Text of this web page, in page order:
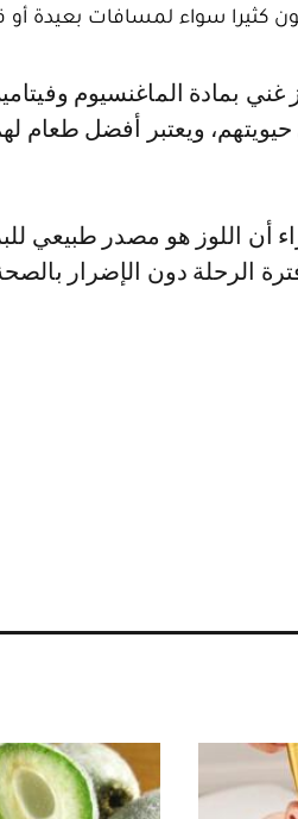
كثيرا سواء لمسافات بعيدة أو
ويعتبر أفضل طعام
أن اللوز هو مصدر طبيعي
الرحلة دون الإضرار